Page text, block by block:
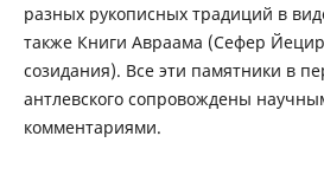
разных рукописных традиций в
также Книги Авраама (Сефер
созидания). Все эти памятники в
антлевского сопровождены
комментариями.